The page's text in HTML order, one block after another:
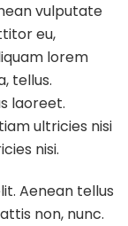
vulputate
eu,
lorem
tellus.
laoreet.
ultricies nisi
nisi.
Aenean tellus
non, nunc.